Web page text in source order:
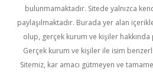
bulunmamaktadır. Sitede yalnızca
paylaşılmaktadır. Burada yer alan
olup, gerçek kurum ve kişiler hakkında
Gerçek kurum ve kişiler ile isim
Sitemiz, kar amacı gütmeyen ve